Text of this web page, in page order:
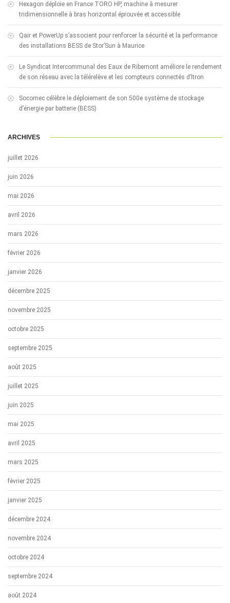
Hexagon déploie en France TORO HP, machine à mesurer
tridimensionnelle à bras horizontal éprouvée et accessible
Qair et PowerUp s’associent pour renforcer la sécurité et la performance
des installations BESS de Stor’Sun à Maurice
Le Syndicat Intercommunal des Eaux de Ribemont améliore le rendement
de son réseau avec la télérelève et les compteurs connectés d’Itron
Socomec célèbre le déploiement de son 500e système de stockage
d’énergie par batterie (BESS)
ARCHIVES
juillet 2026
juin 2026
mai 2026
avril 2026
mars 2026
février 2026
janvier 2026
décembre 2025
novembre 2025
octobre 2025
septembre 2025
août 2025
juillet 2025
juin 2025
mai 2025
avril 2025
mars 2025
février 2025
janvier 2025
décembre 2024
novembre 2024
octobre 2024
septembre 2024
août 2024